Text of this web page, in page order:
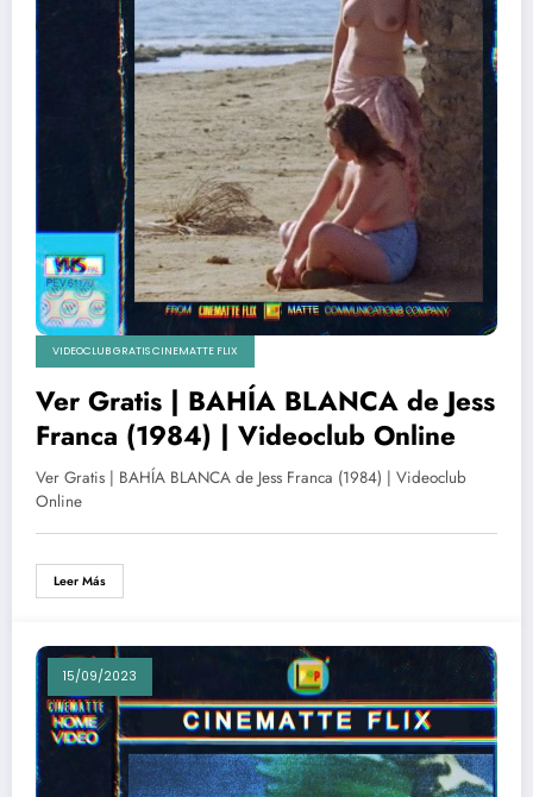
VIDEOCLUB GRATIS CINEMATTE FLIX
Ver Gratis | BAHÍA BLANCA de Jess
Franca (1984) | Videoclub Online
Ver Gratis | BAHÍA BLANCA de Jess Franca (1984) | Videoclub
Online
Leer Más
15/09/2023